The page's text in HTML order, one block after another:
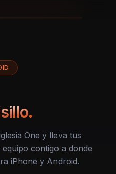
One y lleva tus
contigo a donde
iPhone y Android.